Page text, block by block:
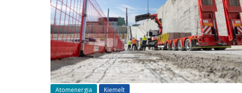
Atomenergia Kiemelt